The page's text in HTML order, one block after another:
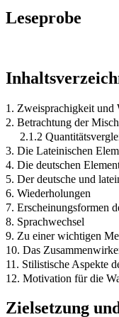
Leseprobe
1. Zweisprachigkeit und
2. Betrachtung der
2.1.2
3. Die Lateinischen
4. Die deutschen
5. Der deutsche und
6. Wiederholungen
7. Erscheinungsformen
8. Sprachwechsel
9. Zu einer wichtigen
10. Das
11. Stilistische Aspekte
12. Motivation für die
Zielsetzung